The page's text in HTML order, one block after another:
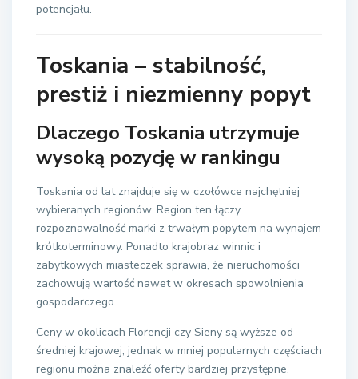
potencjału.
Toskania – stabilność,
prestiż i niezmienny popyt
Dlaczego Toskania utrzymuje
wysoką pozycję w rankingu
Toskania od lat znajduje się w czołówce najchętniej
wybieranych regionów. Region ten łączy
rozpoznawalność marki z trwałym popytem na wynajem
krótkoterminowy. Ponadto krajobraz winnic i
zabytkowych miasteczek sprawia, że nieruchomości
zachowują wartość nawet w okresach spowolnienia
gospodarczego.
Ceny w okolicach Florencji czy Sieny są wyższe od
średniej krajowej, jednak w mniej popularnych częściach
regionu można znaleźć oferty bardziej przystępne.